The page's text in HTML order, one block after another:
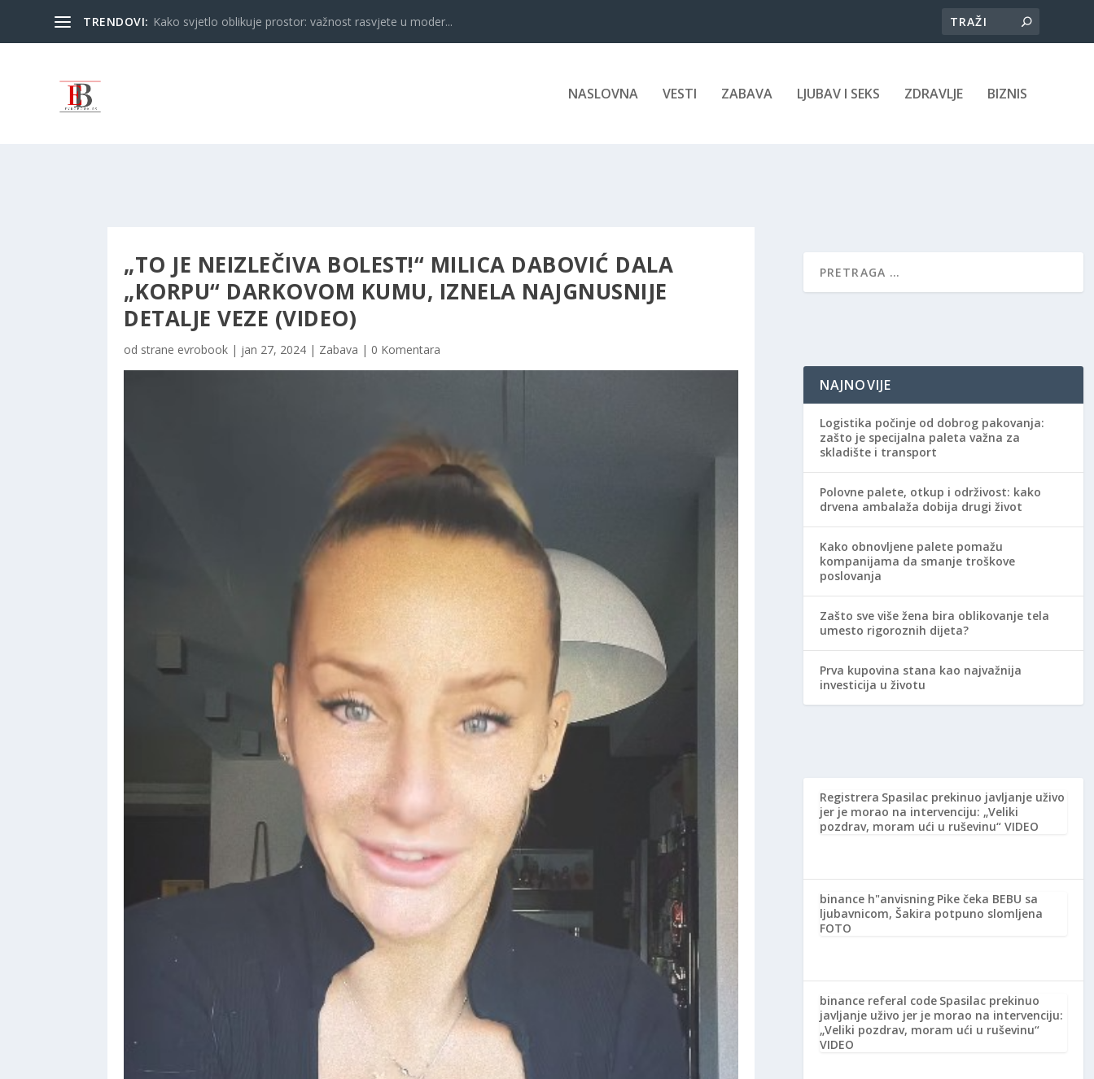
TRENDOVI: Kako svjetlo oblikuje prostor: važnost rasvjete u moder...
NASLOVNA VESTI ZABAVA LJUBAV I SEKS ZDRAVLJE BIZNIS
„TO JE NEIZLEČIVA BOLEST!“ MILICA DABOVIĆ DALA
„KORPU“ DARKOVOM KUMU, IZNELA NAJGNUSNIJE
DETALJE VEZE (VIDEO)
od strane evrobook | jan 27, 2024 | Zabava | 0 Komentara
NAJNOVIJE
Logistika počinje od dobrog pakovanja:
zašto je specijalna paleta važna za
skladište i transport
Polovne palete, otkup i održivost: kako
drvena ambalaža dobija drugi život
Kako obnovljene palete pomažu
kompanijama da smanje troškove
poslovanja
Zašto sve više žena bira oblikovanje tela
umesto rigoroznih dijeta?
Prva kupovina stana kao najvažnija
investicija u životu
Registrera Spasilac prekinuo javljanje uživo
jer je morao na intervenciju: „Veliki
pozdrav, moram ući u ruševinu“ VIDEO
binance h"anvisning Pike čeka BEBU sa
ljubavnicom, Šakira potpuno slomljena
FOTO
binance referal code Spasilac prekinuo
javljanje uživo jer je morao na intervenciju:
„Veliki pozdrav, moram ući u ruševinu“
VIDEO